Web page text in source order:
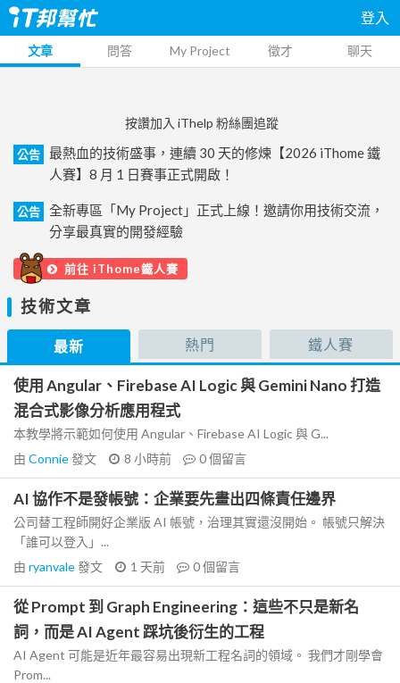
登入
文章 問答 My Project 徵才 聊天
按讚加入 iThelp 粉絲團追蹤
公告
最熱血的技術盛事，連續 30 天的修煉【2026 iThome 鐵
人賽】8 月 1 日賽事正式開啟！
公告
全新專區「My Project」正式上線！邀請你用技術交流，
分享最真實的開發經驗
前往 iThome鐵人賽
技術文章
最新 熱門 鐵人賽
使用 Angular、Firebase AI Logic 與 Gemini Nano 打造
混合式影像分析應用程式
本教學將示範如何使用 Angular、Firebase AI Logic 與 G...
由 Connie發文 8 小時前 0個留言
AI 協作不是發帳號：企業要先畫出四條責任邊界
公司替工程師開好企業版 AI 帳號，治理其實還沒開始。 帳號只解決
「誰可以登入」...
由 ryanvale發文 1 天前 0個留言
從 Prompt 到 Graph Engineering：這些不只是新名
詞，而是 AI Agent 踩坑後衍生的工程
AI Agent 可能是近年最容易出現新工程名詞的領域。 我們才剛學會
Prom...